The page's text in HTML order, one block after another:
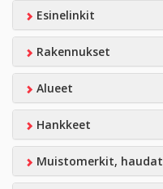
Esinelinkit
Rakennukset
Alueet
Hankkeet
Muistomerkit, haudat